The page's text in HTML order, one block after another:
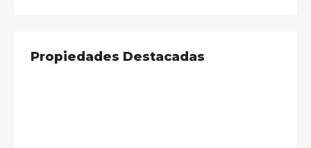
Propiedades Destacadas